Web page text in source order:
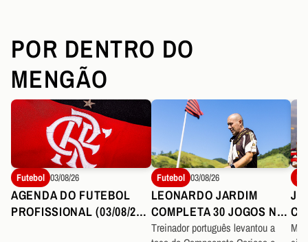
POR DENTRO DO
MENGÃO
Futebol 03/08/26
AGENDA DO FUTEBOL
PROFISSIONAL (03/08/26
Futebol 03/08/26
LEONARDO JARDIM
COMPLETA 30 JOGOS NO
COMANDO DO
Treinador português levantou a